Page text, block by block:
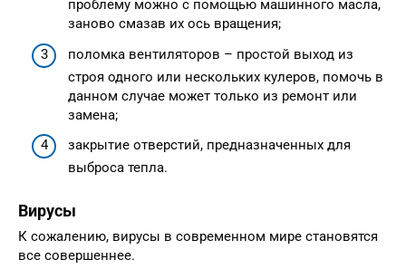
проблему можно с помощью машинного масла,
заново смазав их ось вращения;
поломка вентиляторов – простой выход из
строя одного или нескольких кулеров, помочь в
данном случае может только из ремонт или
замена;
закрытие отверстий, предназначенных для
выброса тепла.
Вирусы
К сожалению, вирусы в современном мире становятся
все совершеннее.